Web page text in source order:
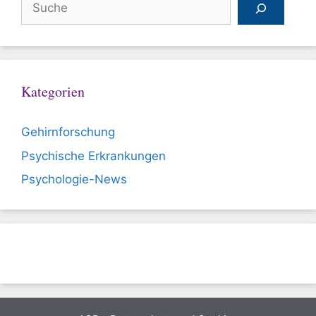
Kategorien
Gehirnforschung
Psychische Erkrankungen
Psychologie-News